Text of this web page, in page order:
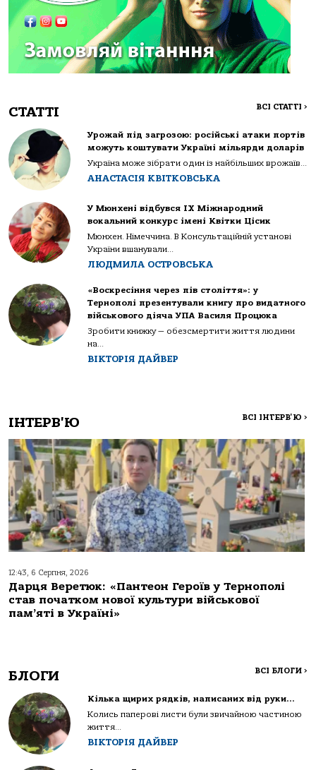
СТАТТІ ВСІ СТАТТІ >
Урожай під загрозою: російські атаки портів
можуть коштувати Україні мільярди доларів
Україна може зібрати один із найбільших врожаїв...
АНАСТАСІЯ КВІТКОВСЬКА
У Мюнхені відбувся IX Міжнародний
вокальний конкурс імені Квітки Цісик
Мюнхен. Німеччина. В Консультаційній установі
України вшанували...
ЛЮДМИЛА ОСТРОВСЬКА
«Воскресіння через пів століття»: у
Тернополі презентували книгу про видатного
військового діяча УПА Василя Процюка
Зробити книжку — обезсмертити життя людини
на...
ВІКТОРІЯ ДАЙВЕР
ІНТЕРВ'Ю ВСІ ІНТЕРВ'Ю >
12:43, 6 Серпня, 2026
Дарця Веретюк: «Пантеон Героїв у Тернополі
став початком нової культури військової
пам’яті в Україні»
БЛОГИ ВСІ БЛОГИ >
Кілька щирих рядків, написаних від руки…
Колись паперові листи були звичайною частиною
життя...
ВІКТОРІЯ ДАЙВЕР